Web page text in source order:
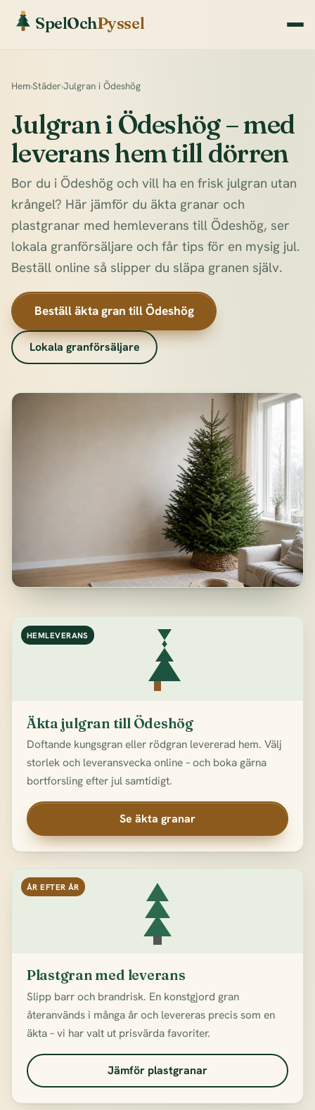
SpelOchPyssel
Hem›Städer›Julgran i Ödeshög
Julgran i Ödeshög – med
leverans hem till dörren
Bor du i Ödeshög och vill ha en frisk julgran utan
krångel? Här jämför du äkta granar och
plastgranar med hemleverans till Ödeshög, ser
lokala granförsäljare och får tips för en mysig jul.
Beställ online så slipper du släpa granen själv.
Beställ äkta gran till Ödeshög
Lokala granförsäljare
HEMLEVERANS
Äkta julgran till Ödeshög
Doftande kungsgran eller rödgran levererad hem. Välj
storlek och leveransvecka online – och boka gärna
bortforsling efter jul samtidigt.
Se äkta granar
ÅR EFTER ÅR
Plastgran med leverans
Slipp barr och brandrisk. En konstgjord gran
återanvänds i många år och levereras precis som en
äkta – vi har valt ut prisvärda favoriter.
Jämför plastgranar